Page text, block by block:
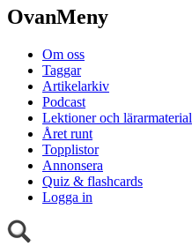
OvanMeny
Om oss
Taggar
Artikelarkiv
Podcast
Lektioner och lärarmaterial
Året runt
Topplistor
Annonsera
Quiz & flashcards
Logga in